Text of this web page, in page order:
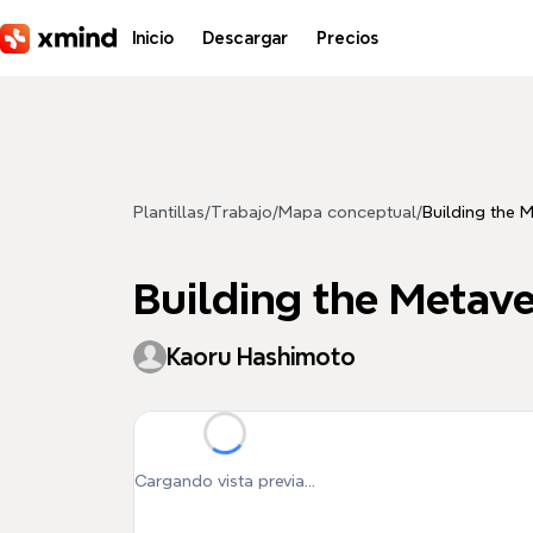
Inicio Descargar Precios
Plantillas/Trabajo/Mapa conceptual/Building the
Building the
Kaoru Hashimoto
Cargando vista previa...